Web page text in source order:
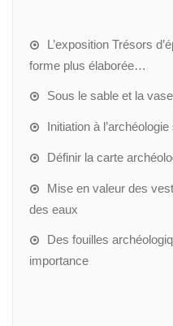
L’exposition Trésors
forme plus élaborée…
Sous le sable et la
Initiation à
Définir la carte
Mise en valeur des
des eaux
Des fouilles
importance